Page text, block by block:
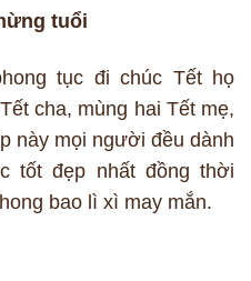
tuổi
tục đi chúc Tết họ
cha, mùng hai Tết mẹ,
này mọi người đều dành
tốt đẹp nhất đồng thời
bao lì xì may mắn.